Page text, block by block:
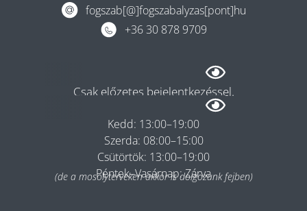
fogszab[@]fogszabalyzas[pont]hu
+36 30 878 9709
Csak előzetes bejelentkezéssel.
Kedd: 13:00–19:00
Szerda: 08:00–15:00
Csütörtök: 13:00–19:00
Péntek–Vasárnap: Zárva
(de a mosolyterveken akkor is dolgozunk fejben)